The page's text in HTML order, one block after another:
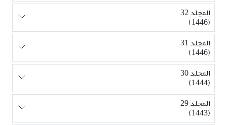
المجلد 32
(1446)
المجلد 31
(1446)
المجلد 30
(1444)
المجلد 29
(1443)